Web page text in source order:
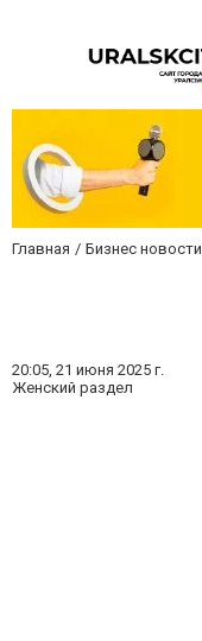
Главная Бизнес новости
20:05, 21 июня 2025 г.
Женский раздел